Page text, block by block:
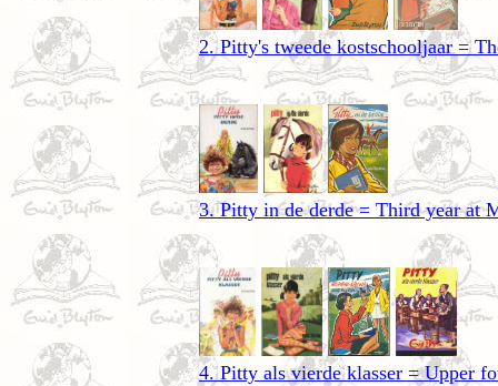
2. Pitty's tweede kostschooljaar =
3. Pitty in de derde = Third year at
4. Pitty als vierde klasser = Upper